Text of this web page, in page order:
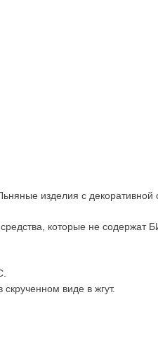
изделия с декоративной
которые не содержат
виде в жгут.